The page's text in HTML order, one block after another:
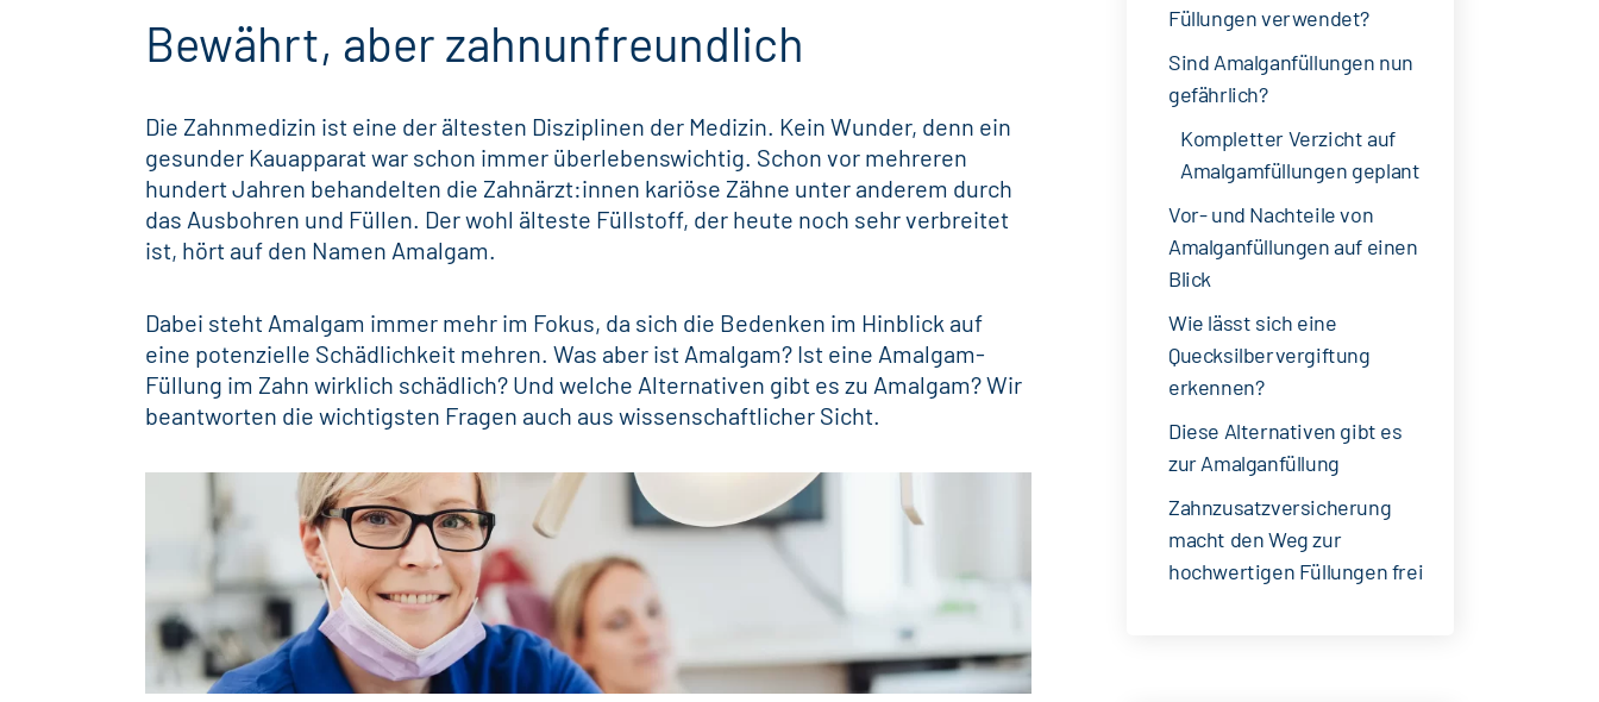
Bewährt, aber zahnunfreundlich
Die Zahnmedizin ist eine der ältesten Disziplinen der Medizin. Kein Wunder, denn ein
gesunder Kauapparat war schon immer überlebenswichtig. Schon vor mehreren
hundert Jahren behandelten die Zahnärzt:innen kariöse Zähne unter anderem durch
das Ausbohren und Füllen. Der wohl älteste Füllstoff, der heute noch sehr verbreitet
ist, hört auf den Namen Amalgam.
Dabei steht Amalgam immer mehr im Fokus, da sich die Bedenken im Hinblick auf
eine potenzielle Schädlichkeit mehren. Was aber ist Amalgam? Ist eine Amalgam-
Füllung im Zahn wirklich schädlich? Und welche Alternativen gibt es zu Amalgam? Wir
beantworten die wichtigsten Fragen auch aus wissenschaftlicher Sicht.
Füllungen verwendet?
Sind Amalganfüllungen nun
gefährlich?
Kompletter Verzicht auf
Amalgamfüllungen geplant
Vor- und Nachteile von
Amalganfüllungen auf einen
Blick
Wie lässt sich eine
Quecksilbervergiftung
erkennen?
Diese Alternativen gibt es
zur Amalganfüllung
Zahnzusatzversicherung
macht den Weg zur
hochwertigen Füllungen frei